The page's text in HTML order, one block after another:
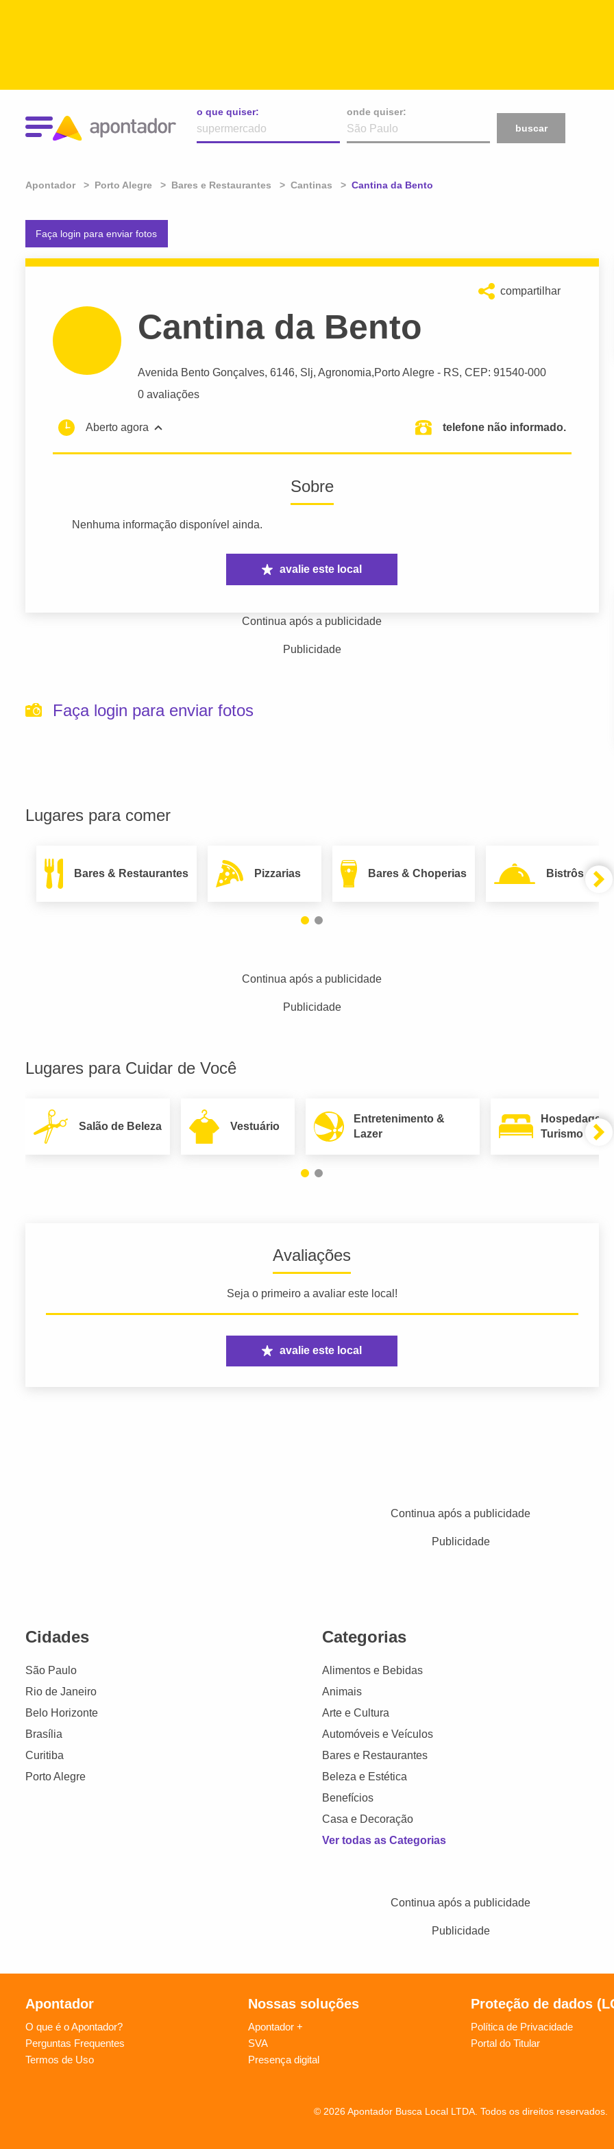
o que quiser:
onde quiser:
buscar
Apontador Porto Alegre Bares e Restaurantes Cantinas Atual:
Cantina da Bento
Faça login para enviar fotos
compartilhar
Cantina da Bento
Avenida Bento Gonçalves, 6146, Slj, Agronomia,Porto Alegre - RS, CEP: 91540-000
0 avaliações
Aberto agora telefone não informado.
Sobre
Nenhuma informação disponível ainda.
avalie este local
Continua após a publicidade
Publicidade
Faça login para enviar fotos
Lugares para comer
Bares & Restaurantes Pizzarias Bares & Choperias Bistrôs
Continua após a publicidade
Publicidade
Lugares para Cuidar de Você
Salão de Beleza Vestuário
Entretenimento &
Lazer
Hospedagem
Turismo
Avaliações
Seja o primeiro a avaliar este local!
avalie este local
Continua após a publicidade
Publicidade
Cidades
São Paulo
Rio de Janeiro
Belo Horizonte
Brasília
Curitiba
Porto Alegre
Categorias
Alimentos e Bebidas
Animais
Arte e Cultura
Automóveis e Veículos
Bares e Restaurantes
Beleza e Estética
Benefícios
Casa e Decoração
Ver todas as Categorias
Continua após a publicidade
Publicidade
Apontador
O que é o Apontador?
Perguntas Frequentes
Termos de Uso
Nossas soluções
Apontador +
SVA
Presença digital
Proteção de dados
Política de Privacidade
Portal do Titular
© 2026 Apontador Busca Local LTDA. Todos os direitos reservados.